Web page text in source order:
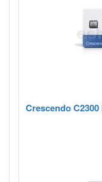
Crescendo